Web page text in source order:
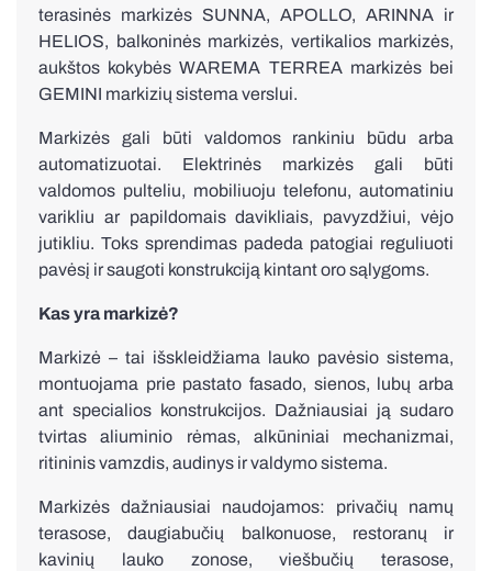
Apsauginės grotos
Visos žaliuzės
terasinės markizės SUNNA, APOLLO, ARINNA ir
HELIOS, balkoninės markizės, vertikalios markizės,
aukštos kokybės WAREMA TERREA markizės bei
GEMINI markizių sistema verslui.
Markizės gali būti valdomos rankiniu būdu arba
automatizuotai. Elektrinės markizės gali būti
valdomos pulteliu, mobiliuoju telefonu, automatiniu
varikliu ar papildomais davikliais, pavyzdžiui, vėjo
jutikliu. Toks sprendimas padeda patogiai reguliuoti
pavėsį ir saugoti konstrukciją kintant oro sąlygoms.
Kas yra markizė?
Markizė – tai išskleidžiama lauko pavėsio sistema,
montuojama prie pastato fasado, sienos, lubų arba
ant specialios konstrukcijos. Dažniausiai ją sudaro
tvirtas aliuminio rėmas, alkūniniai mechanizmai,
ritininis vamzdis, audinys ir valdymo sistema.
Markizės dažniausiai naudojamos: privačių namų
terasose, daugiabučių balkonuose, restoranų ir
kavinių lauko zonose, viešbučių terasose,